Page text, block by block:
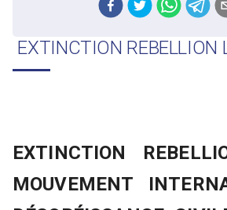
EXTINCTION REBELLION
EXTINCTION
MOUVEMENT